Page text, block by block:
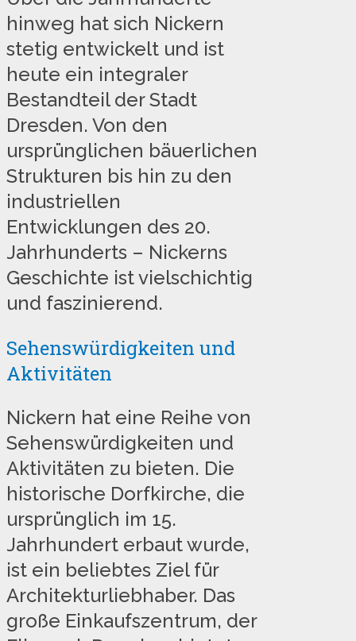
hinweg hat sich Nickern
stetig entwickelt und ist
heute ein integraler
Bestandteil der Stadt
Dresden. Von den
ursprünglichen bäuerlichen
Strukturen bis hin zu den
industriellen
Entwicklungen des 20.
Jahrhunderts – Nickerns
Geschichte ist vielschichtig
und faszinierend.
Sehenswürdigkeiten und
Aktivitäten
Nickern hat eine Reihe von
Sehenswürdigkeiten und
Aktivitäten zu bieten. Die
historische Dorfkirche, die
ursprünglich im 15.
Jahrhundert erbaut wurde,
ist ein beliebtes Ziel für
Architekturliebhaber. Das
große Einkaufszentrum, der